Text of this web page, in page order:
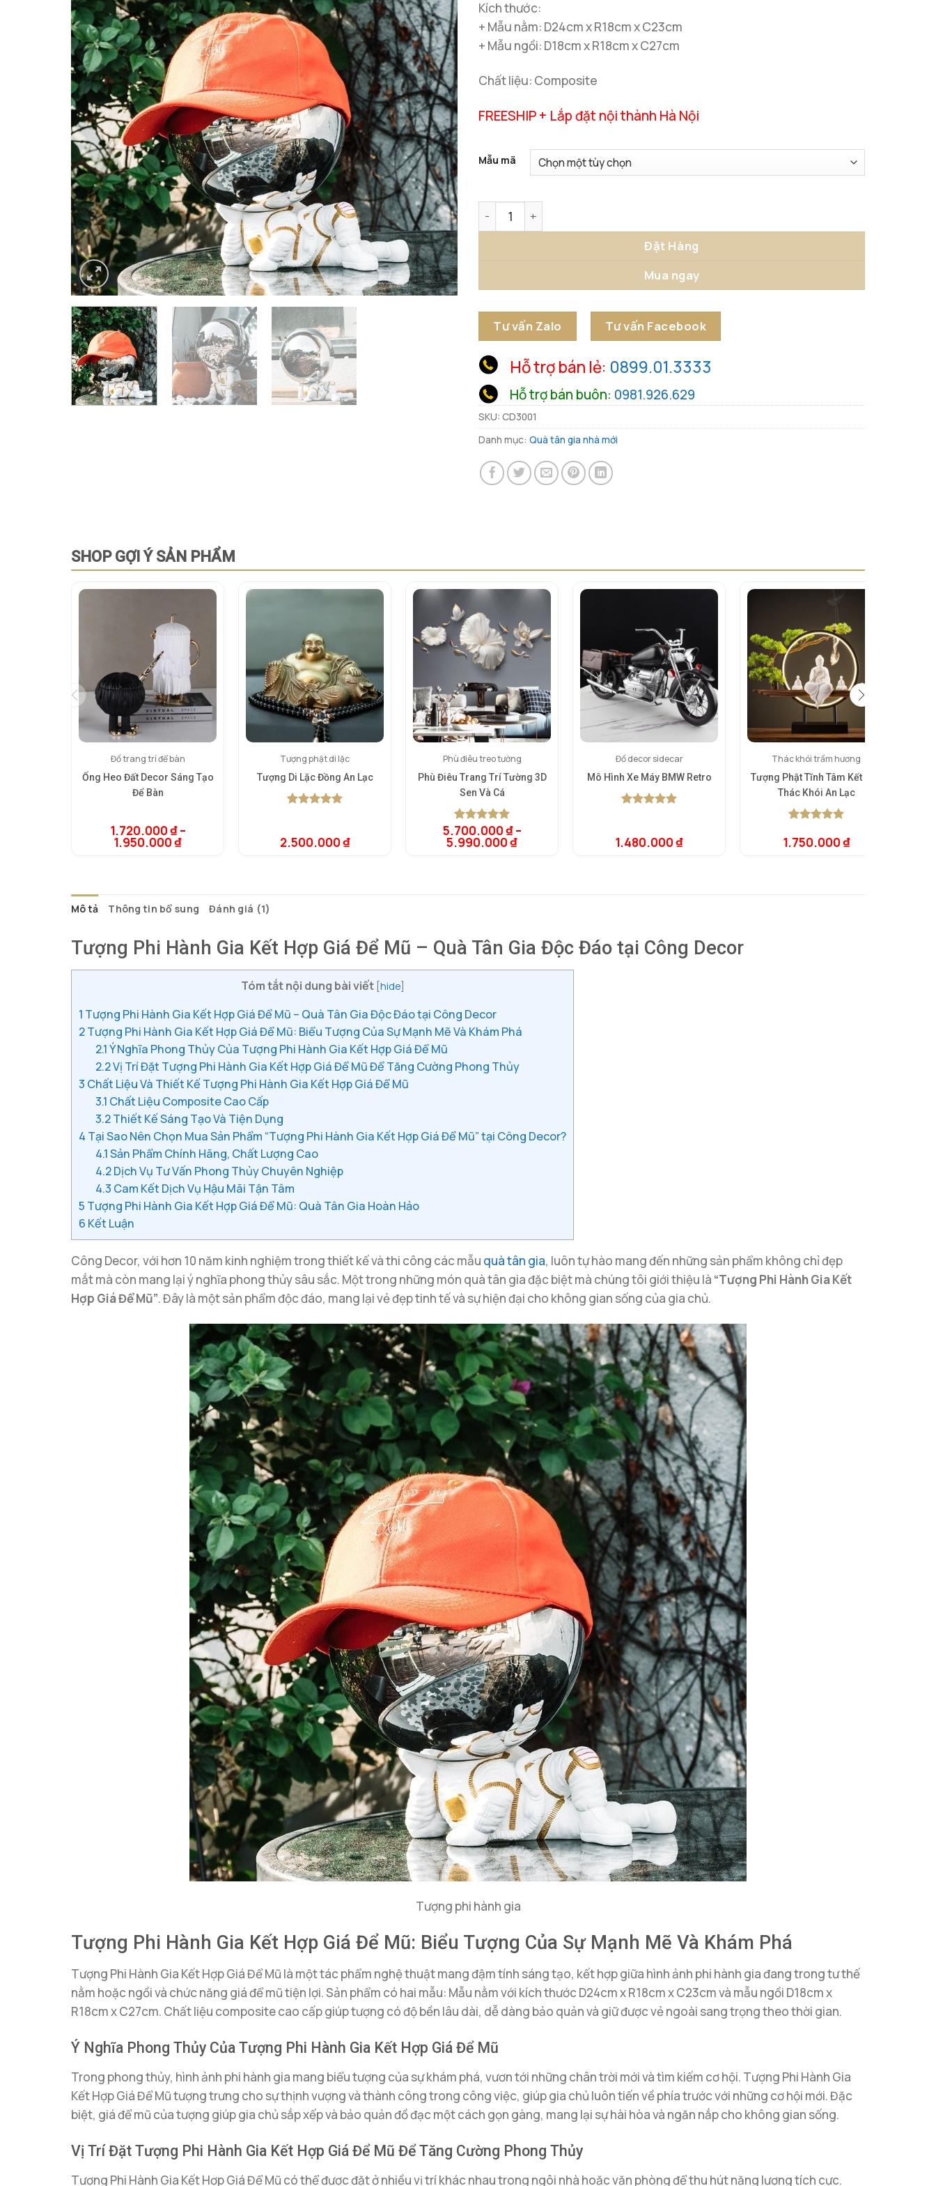
Kích thước:
+ Mẫu nằm: D24cm x R18cm x C23cm
+ Mẫu ngồi: D18cm x R18cm x C27cm
Chất liệu: Composite
FREESHIP + Lắp đặt nội thành Hà Nội
Mẫu mã
Tượng Phi Hành Gia Ngộ Nghĩnh Để Bàn số lượng
Đặt Hàng
Mua ngay
Tư vấn Zalo Tư vấn Facebook
Hỗ trợ bán lẻ: 0899.01.3333
Hỗ trợ bán buôn: 0981.926.629
SKU: CD3001
Danh mục: Quà tân gia nhà mới
SHOP GỢI Ý SẢN PHẨM
Đồ trang trí để bàn
Ống Heo Đất Decor Sáng Tạo
Để Bàn
1.720.000₫–
1.950.000₫
Tượng phật di lặc
Tượng Di Lặc Đồng An Lạc
đánh giá
2.500.000₫
Phù điêu treo tường
Phù Điêu Trang Trí Tường 3D
Sen Và Cá
5.00trên 5
dựa trên
1
5.700.000₫–
5.990.000₫
Đồ decor sidecar
Mô Hình Xe Máy BMW Retro
đánh giá
1.480.000₫
Thác khói trầm hương
Tượng Phật Tĩnh Tâm Kết Hợp
Thác Khói An Lạc
dựa trên
1.750.000₫
Mô tả Thông tin bổ sung Đánh giá (1)
Tượng Phi Hành Gia Kết Hợp Giá Để Mũ – Quà Tân Gia Độc Đáo tại Công Decor
Tóm tắt nội dung bài viết hide]
1 Tượng Phi Hành Gia Kết Hợp Giá Để Mũ – Quà Tân Gia Độc Đáo tại Công Decor
2Tượng Phi Hành Gia Kết Hợp Giá Để Mũ: Biểu Tượng Của Sự Mạnh Mẽ Và Khám Phá
2.1Ý Nghĩa Phong Thủy Của Tượng Phi Hành Gia Kết Hợp Giá Để Mũ
2.2Vị Trí Đặt Tượng Phi Hành Gia Kết Hợp Giá Để Mũ Để Tăng Cường Phong Thủy
3 Chất Liệu Và Thiết Kế Tượng Phi Hành Gia Kết Hợp Giá Để Mũ
3.1 Chất Liệu Composite Cao Cấp
3.2Thiết Kế Sáng Tạo Và Tiện Dụng
4 Tại Sao Nên Chọn Mua Sản Phẩm “Tượng Phi Hành Gia Kết Hợp Giá Để Mũ” tại Công Decor?
4.1Sản Phẩm Chính Hãng, Chất Lượng Cao
4.2Dịch Vụ Tư Vấn Phong Thủy Chuyên Nghiệp
4.3 Cam Kết Dịch Vụ Hậu Mãi Tận Tâm
5 Tượng Phi Hành Gia Kết Hợp Giá Để Mũ: Quà Tân Gia Hoàn Hảo
6 Kết Luận
Công Decor, với hơn 10 năm kinh nghiệm trong thiết kế và thi công các mẫu quà tân gia, luôn tự hào mang đến những sản phẩm không chỉ đẹp
mắt mà còn mang lại ý nghĩa phong thủy sâu sắc. Một trong những món quà tân gia đặc biệt mà chúng tôi giới thiệu là “Tượng Phi Hành Gia Kết
Hợp Giá Để Mũ”. Đây là một sản phẩm độc đáo, mang lại vẻ đẹp tinh tế và sự hiện đại cho không gian sống của gia chủ.
Tượng phi hành gia
Tượng Phi Hành Gia Kết Hợp Giá Để Mũ: Biểu Tượng Của Sự Mạnh Mẽ Và Khám Phá
Tượng Phi Hành Gia Kết Hợp Giá Để Mũ là một tác phẩm nghệ thuật mang đậm tính sáng tạo, kết hợp giữa hình ảnh phi hành gia đang trong tư thế
nằm hoặc ngồi và chức năng giá để mũ tiện lợi. Sản phẩm có hai mẫu: Mẫu nằm với kích thước D24cm x R18cm x C23cm và mẫu ngồi D18cm x
R18cm x C27cm. Chất liệu composite cao cấp giúp tượng có độ bền lâu dài, dễ dàng bảo quản và giữ được vẻ ngoài sang trọng theo thời gian.
Ý Nghĩa Phong Thủy Của Tượng Phi Hành Gia Kết Hợp Giá Để Mũ
Trong phong thủy, hình ảnh phi hành gia mang biểu tượng của sự khám phá, vươn tới những chân trời mới và tìm kiếm cơ hội. Tượng Phi Hành Gia
Kết Hợp Giá Để Mũ tượng trưng cho sự thịnh vượng và thành công trong công việc, giúp gia chủ luôn tiến về phía trước với những cơ hội mới. Đặc
biệt, giá để mũ của tượng giúp gia chủ sắp xếp và bảo quản đồ đạc một cách gọn gàng, mang lại sự hài hòa và ngăn nắp cho không gian sống.
Vị Trí Đặt Tượng Phi Hành Gia Kết Hợp Giá Để Mũ Để Tăng Cường Phong Thủy
Tượng Phi Hành Gia Kết Hợp Giá Để Mũ có thể được đặt ở nhiều vị trí khác nhau trong ngôi nhà hoặc văn phòng để thu hút năng lượng tích cực.